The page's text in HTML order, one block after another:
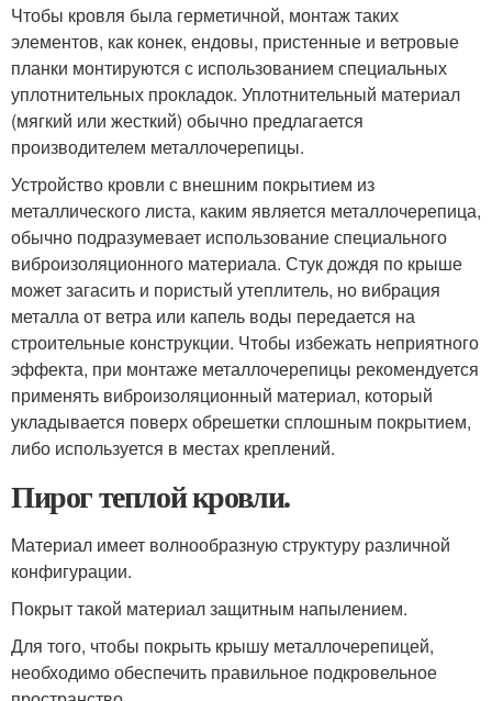
Чтобы кровля была герметичной, монтаж таких
элементов, как конек, ендовы, пристенные и ветровые
планки монтируются с использованием специальных
уплотнительных прокладок. Уплотнительный материал
(мягкий или жесткий) обычно предлагается
производителем металлочерепицы.
Устройство кровли с внешним покрытием из
металлического листа, каким является металлочерепица,
обычно подразумевает использование специального
виброизоляционного материала. Стук дождя по крыше
может загасить и пористый утеплитель, но вибрация
металла от ветра или капель воды передается на
строительные конструкции. Чтобы избежать неприятного
эффекта, при монтаже металлочерепицы рекомендуется
применять виброизоляционный материал, который
укладывается поверх обрешетки сплошным покрытием,
либо используется в местах креплений.
Пирог теплой кровли.
Материал имеет волнообразную структуру различной
конфигурации.
Покрыт такой материал защитным напылением.
Для того, чтобы покрыть крышу металлочерепицей,
необходимо обеспечить правильное подкровельное